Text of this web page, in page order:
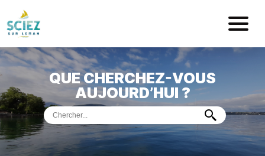
Mairie de
ACCUEIL
VOTREMAIRIE
VIEPRATIQUE
QUE CHERCHEZ-VOUS
AUJOURD’HUI ?